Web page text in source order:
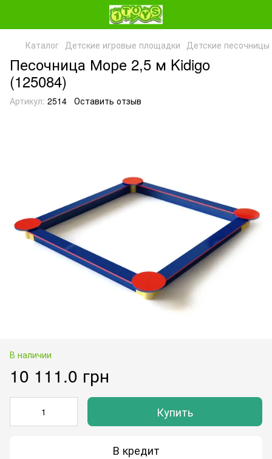
Каталог Детские игровые площадки Детские песочницы
Песочница Море 2,5 м Kidigo
(125084)
Артикул: 2514 Оставить отзыв
В наличии
10 111.0 грн
Купить
В кредит